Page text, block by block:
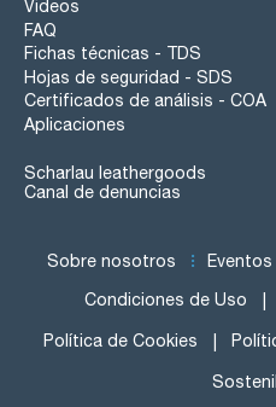
Videos
FAQ
Fichas técnicas - TDS
Hojas de seguridad - SDS
Certificados de análisis - COA
Aplicaciones
Scharlau leathergoods
Canal de denuncias
Sobre nosotros Eventos
Condiciones de Uso
Política de Cookies